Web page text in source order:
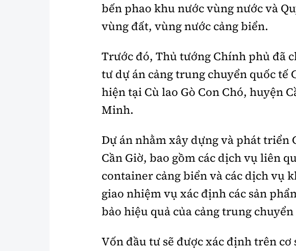
bến phao khu nước vùng nước và
vùng đất, vùng nước cảng biển.
Trước đó, Thủ tướng Chính phủ đã
tư dự án cảng trung chuyển quốc tế
hiện tại Cù lao Gò Con Chó, huyện
Minh.
Dự án nhằm xây dựng và phát triển
Cần Giờ, bao gồm các dịch vụ liên
container cảng biển và các dịch vụ
giao nhiệm vụ xác định các sản
bảo hiệu quả của cảng trung chuyển
Vốn đầu tư sẽ được xác định trên